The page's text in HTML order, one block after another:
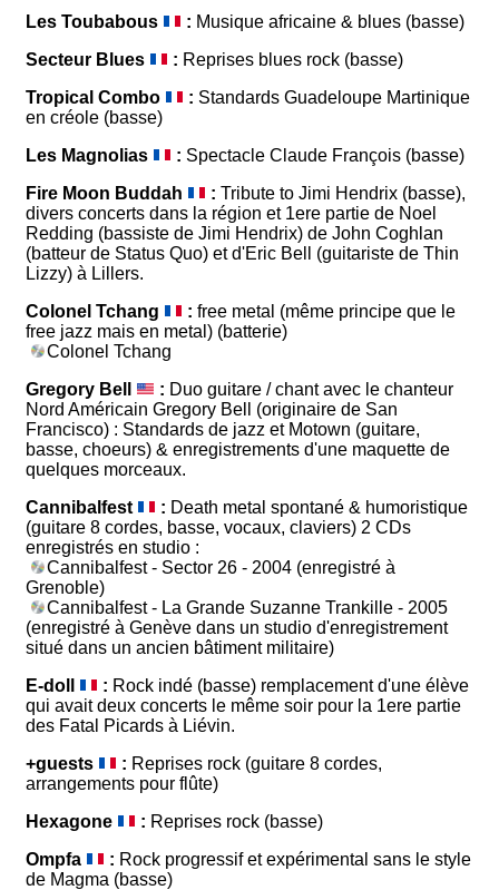
Les Toubabous
: Musique africaine & blues (basse)
Secteur Blues
: Reprises blues rock (basse)
Tropical Combo
: Standards Guadeloupe Martinique
en créole (basse)
Les Magnolias
: Spectacle Claude François (basse)
Fire Moon Buddah
: Tribute to Jimi Hendrix (basse),
divers concerts dans la région et 1ere partie de Noel
Redding (bassiste de Jimi Hendrix) de John Coghlan
(batteur de Status Quo) et d'Eric Bell (guitariste de Thin
Lizzy) à Lillers.
Colonel Tchang
: free metal (même principe que le
free jazz mais en metal) (batterie)
Colonel Tchang
Gregory Bell
: Duo guitare / chant avec le chanteur
Nord Américain Gregory Bell (originaire de San
Francisco) : Standards de jazz et Motown (guitare,
basse, choeurs) & enregistrements d'une maquette de
quelques morceaux.
Cannibalfest
: Death metal spontané & humoristique
(guitare 8 cordes, basse, vocaux, claviers) 2 CDs
enregistrés en studio :
Cannibalfest - Sector 26 - 2004 (enregistré à
Grenoble)
Cannibalfest - La Grande Suzanne Trankille - 2005
(enregistré à Genève dans un studio d'enregistrement
situé dans un ancien bâtiment militaire)
E-doll
: Rock indé (basse) remplacement d'une élève
qui avait deux concerts le même soir pour la 1ere partie
des Fatal Picards à Liévin.
+guests
: Reprises rock (guitare 8 cordes,
arrangements pour flûte)
Hexagone
: Reprises rock (basse)
Ompfa
: Rock progressif et expérimental sans le style
de Magma (basse)